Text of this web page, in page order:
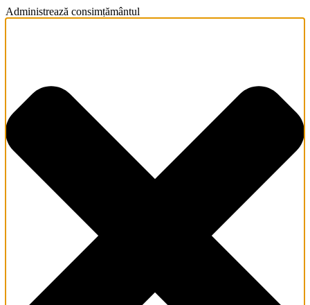
Administrează consimțământul